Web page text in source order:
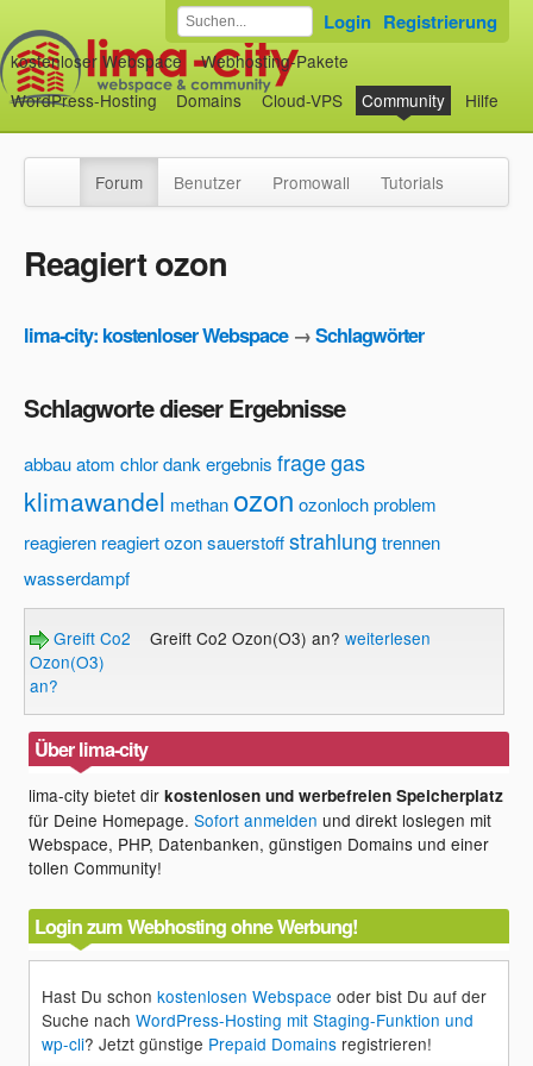
kostenloser Webspace
Webhosting-Pakete
WordPress-Hosting
Domains Cloud-VPS Community Hilfe
Login Registrierung
Forum Benutzer Promowall Tutorials
Reagiert ozon
lima-city: kostenloser Webspace→Schlagwörter
Schlagworte dieser Ergebnisse
abbauatom chlordankergebnis fragegas
klimawandel methanozon ozonlochproblem
reagieren reagiert ozonsauerstoffstrahlung trennen
wasserdampf
Greift Co2
Ozon(O3)
an?
Greift Co2 Ozon(O3) an? weiterlesen
Über lima-city
lima-city bietet dirkostenlosen und werbefreien Speicherplatz
für Deine Homepage.Sofort anmelden und direkt loslegen mit
Webspace, PHP, Datenbanken, günstigen Domains und einer
tollen Community!
Login zum Webhosting ohne Werbung!
Hast Du schonkostenlosen Webspace oder bist Du auf der
Suche nachWordPress-Hosting mit Staging-Funktion und
wp-cli? Jetzt günstige Prepaid Domains registrieren!